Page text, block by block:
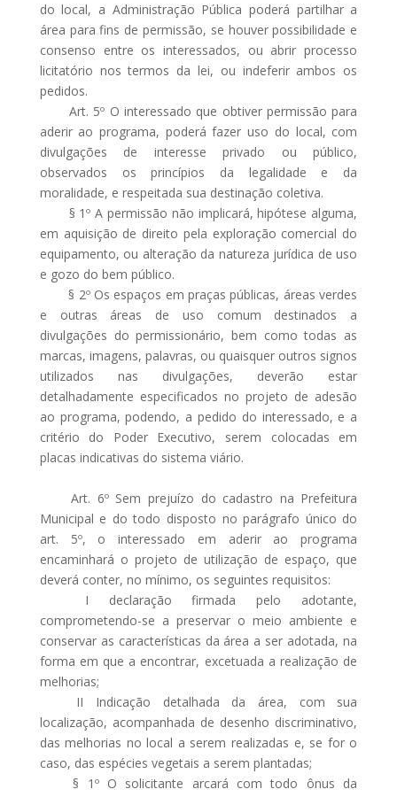
do local, a Administração Pública poderá partilhar a
área para fins de permissão, se houver possibilidade e
consenso entre os interessados, ou abrir processo
licitatório nos termos da lei, ou indeferir ambos os
pedidos.
Art. 5º O interessado que obtiver permissão para
aderir ao programa, poderá fazer uso do local, com
divulgações de interesse privado ou público,
observados os princípios da legalidade e da
moralidade, e respeitada sua destinação coletiva.
§ 1º A permissão não implicará, hipótese alguma,
em aquisição de direito pela exploração comercial do
equipamento, ou alteração da natureza jurídica de uso
e gozo do bem público.
§ 2º Os espaços em praças públicas, áreas verdes
e outras áreas de uso comum destinados a
divulgações do permissionário, bem como todas as
marcas, imagens, palavras, ou quaisquer outros signos
utilizados nas divulgações, deverão estar
detalhadamente especificados no projeto de adesão
ao programa, podendo, a pedido do interessado, e a
critério do Poder Executivo, serem colocadas em
placas indicativas do sistema viário.
Art. 6º Sem prejuízo do cadastro na Prefeitura
Municipal e do todo disposto no parágrafo único do
art. 5º, o interessado em aderir ao programa
encaminhará o projeto de utilização de espaço, que
deverá conter, no mínimo, os seguintes requisitos:
I declaração firmada pelo adotante,
comprometendo-se a preservar o meio ambiente e
conservar as características da área a ser adotada, na
forma em que a encontrar, excetuada a realização de
melhorias;
II Indicação detalhada da área, com sua
localização, acompanhada de desenho discriminativo,
das melhorias no local a serem realizadas e, se for o
caso, das espécies vegetais a serem plantadas;
§ 1º O solicitante arcará com todo ônus da